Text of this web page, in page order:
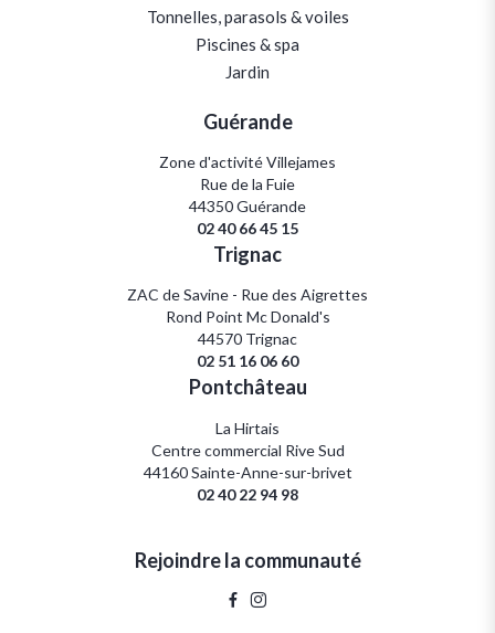
Tonnelles, parasols & voiles
Piscines & spa
Jardin
Guérande
Zone d'activité Villejames
Rue de la Fuie
44350 Guérande
02 40 66 45 15
Trignac
ZAC de Savine - Rue des Aigrettes
Rond Point Mc Donald's
44570 Trignac
02 51 16 06 60
Pontchâteau
La Hirtais
Centre commercial Rive Sud
44160 Sainte-Anne-sur-brivet
02 40 22 94 98
Rejoindre la communauté